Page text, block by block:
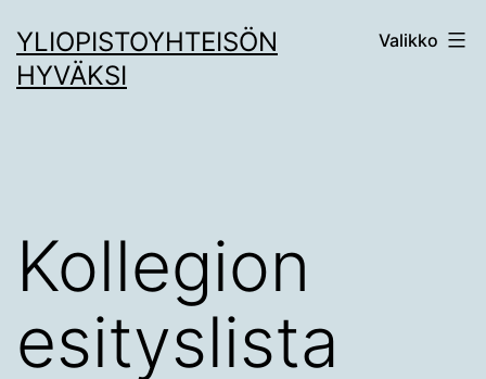
sisältöön
YLIOPISTOYHTEISÖN
HYVÄKSI
Valikko
Kollegion
esityslista